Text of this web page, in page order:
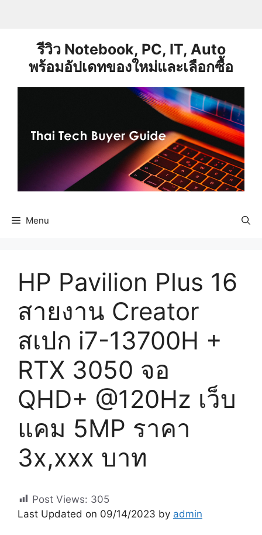
รีวิว Notebook, PC, IT, Auto
พร้อมอัปเดทของใหม่และเลือกซื้อ
Menu
HP Pavilion Plus 16
สายงาน Creator
สเปก i7-13700H +
RTX 3050 จอ
QHD+ @120Hz เว็บ
แคม 5MP ราคา
3x,xxx บาท
Post Views: 305
Last Updated on 09/14/2023 by admin